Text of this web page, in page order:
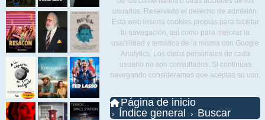
usuarios. Reservado el derecho de admisión.
Esta web inserta cookies propias para facilitar
tu navegación, así como para mejorar la
usabilidad y temática de la misma con Google
Analytics. Los datos personales de cada
usuario no son consultados. Si continuas
navegando consideramos que aceptas su uso.
Página de inicio
Índice general
Buscar